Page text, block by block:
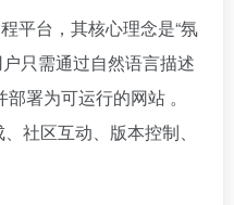
平台，其核心理念是“氛
只需通过自然语言描述
署为可运行的网站 。
社区互动、版本控制、